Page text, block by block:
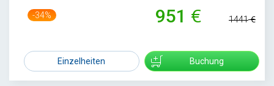
-34% 951 1441
Einzelheiten Buchung